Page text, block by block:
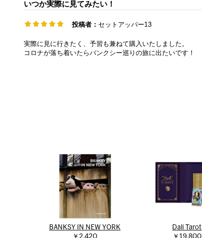
いつか実際に見てみたい！
投稿者： セットアッパー13
実際に見に行きたく、予習も兼ねて購入いたしました。
コロナが落ち着いたらバンクシー巡りの旅に出たいです！
BANKSY IN NEW YORK
Dali Tarot